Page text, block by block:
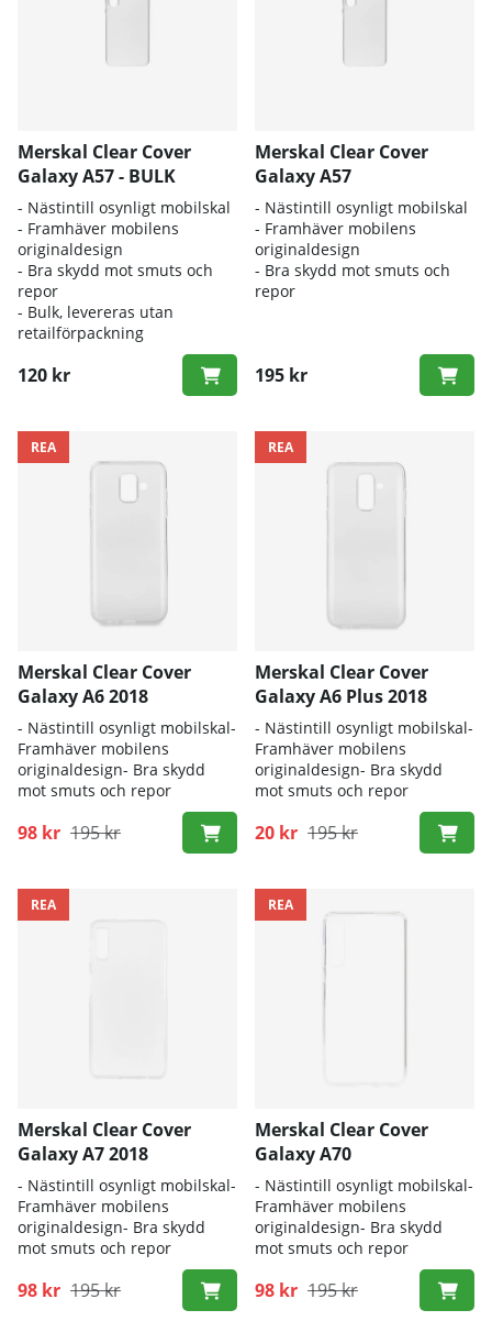
Merskal Clear Cover
Galaxy A57 - BULK
- Nästintill osynligt mobilskal
- Framhäver mobilens
originaldesign
- Bra skydd mot smuts och
repor
- Bulk, levereras utan
retailförpackning
120 kr
Merskal Clear Cover
Galaxy A57
- Nästintill osynligt mobilskal
- Framhäver mobilens
originaldesign
- Bra skydd mot smuts och
repor
195 kr
REA
Merskal Clear Cover
Galaxy A6 2018
- Nästintill osynligt mobilskal-
Framhäver mobilens
originaldesign- Bra skydd
mot smuts och repor
98 kr 195 kr
REA
Merskal Clear Cover
Galaxy A6 Plus 2018
- Nästintill osynligt mobilskal-
Framhäver mobilens
originaldesign- Bra skydd
mot smuts och repor
20 kr 195 kr
REA
Merskal Clear Cover
Galaxy A7 2018
- Nästintill osynligt mobilskal-
Framhäver mobilens
originaldesign- Bra skydd
mot smuts och repor
98 kr 195 kr
REA
Merskal Clear Cover
Galaxy A70
- Nästintill osynligt mobilskal-
Framhäver mobilens
originaldesign- Bra skydd
mot smuts och repor
98 kr 195 kr